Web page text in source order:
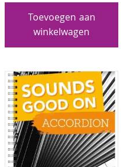
Toevoegen aan
winkelwagen